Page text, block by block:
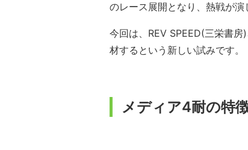
のレース展開となり、熱戦が演
今回は、REV SPEED(三栄書
材するという新しい試みです。
メディア4耐の特